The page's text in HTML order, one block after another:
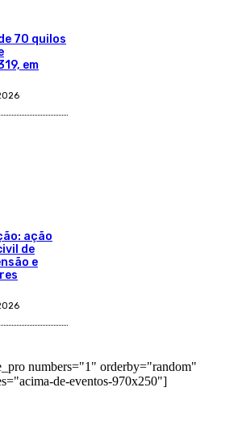
70 quilos
em
ação
de
e
numbers="1" orderby="random"
de-eventos-970x250"]